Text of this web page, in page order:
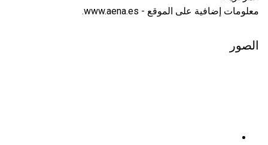
معلومات إضافية على الموقع - www.aena.es.
الصور